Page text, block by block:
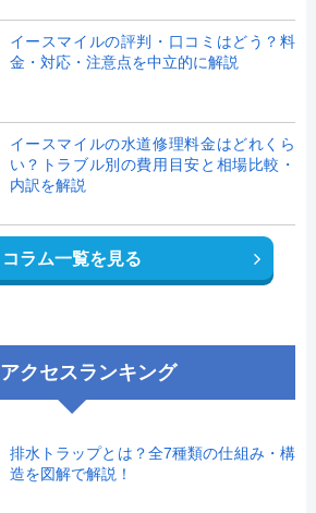
イースマイルの評判・口コミはどう？料
金・対応・注意点を中立的に解説
イースマイルの水道修理料金はどれくら
い？トラブル別の費用目安と相場比較・
内訳を解説
コラム一覧を見る
アクセスランキング
排水トラップとは？全7種類の仕組み・構
造を図解で解説！